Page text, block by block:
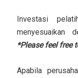
Investasi
menyesuaikan
*Please feel free
Apabila